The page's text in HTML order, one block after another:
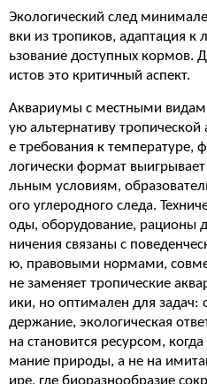
Экологический след
вки из тропиков, адаптация
ьзование доступных кормов.
истов это критичный аспект.
Аквариумы с местными
ую альтернативу
е требования к температуре,
логически формат выигрывает
льным условиям,
ого углеродного следа.
оды, оборудование, рационы
ничения связаны с
ю, правовыми нормами,
не заменяет тропические
ики, но оптимален для задач:
держание, экологическая
на становится ресурсом,
мание природы, а не на
ире, где биоразнообразие